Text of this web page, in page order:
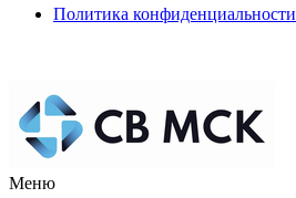
Политика конфиденциальности
Меню